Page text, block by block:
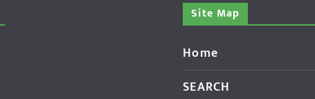
Site Map
Home
SEARCH